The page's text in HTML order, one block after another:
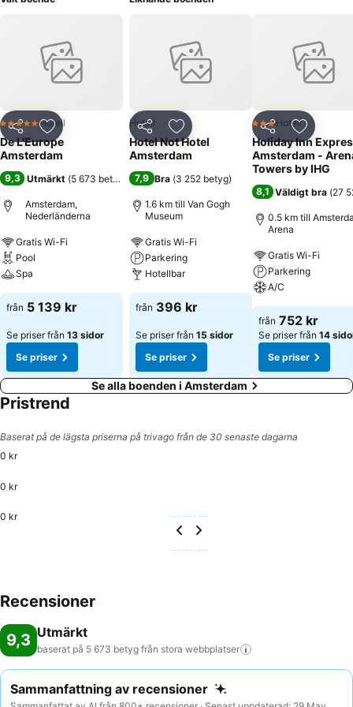
Dela Lägg till i Mina Favoriter
5 StjärnorHotell
De L'Europe
Amsterdam
9,3 Utmärkt (5 673 betyg
Amsterdam,
Nederländerna
Gratis Wi-Fi
Pool
Spa
från 5 139 kr
Se priser från 13 sidor
Se priser
Dela Lägg till i Mina Favoriter
Hotell
Hotel Not Hotel
Amsterdam
7,9 Bra (3 252 betyg)
1.6 km till Van Gogh
Museum
Gratis Wi-Fi
Parkering
Hotellbar
från 396 kr
Se priser från 15 sidor
Se priser
Dela Lägg till
3 Stjärnor
Hotell
Holiday Inn
Amsterdam -
Towers by IHG
8,1 Väldigt bra (27
0.5 km till
Arena
Gratis Wi-Fi
Parkering
A/C
från 752 kr
Se priser från 14
Se priser
Se alla boenden i Amsterdam
Pristrend
Baserat på de lägsta priserna på trivago från de 30 senaste dagarna
0 kr
0 kr
0 kr
Recensioner
9,3 Utmärkt
baserat på 5 673 betyg från stora webbplatser
Sammanfattning av recensioner